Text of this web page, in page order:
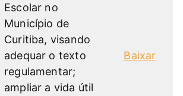
Escolar no
Município de
Curitiba, visando
adequar o texto
regulamentar;
ampliar a vida útil
Baixar